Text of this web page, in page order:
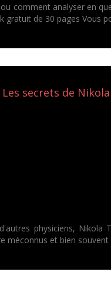
comment analyser en
gratuit de 30 pages Vous
Les secrets de
physiciens,
méconnus et bien souvent